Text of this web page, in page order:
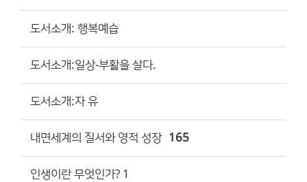
도서소개: 행복예습
도서소개:일상-부활을 살다.
도서소개:자 유
내면세계의 질서와 영적 성장 165
인생이란 무엇인가? 1